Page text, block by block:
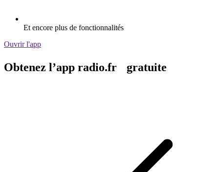
Et encore plus de fonctionnalités
Ouvrir l'app
Obtenez l’app radio.fr gratuite